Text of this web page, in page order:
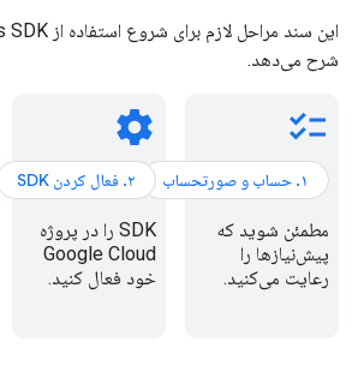
شرح می‌دهد.
checklist
۱. حساب و صورتحساب
مطمئن شوید که
پیش‌نیازها را
رعایت می‌کنید.
settings
۲. فعال کردن SDK
SDK را در پروژه
Google Cloud
خود فعال کنید.